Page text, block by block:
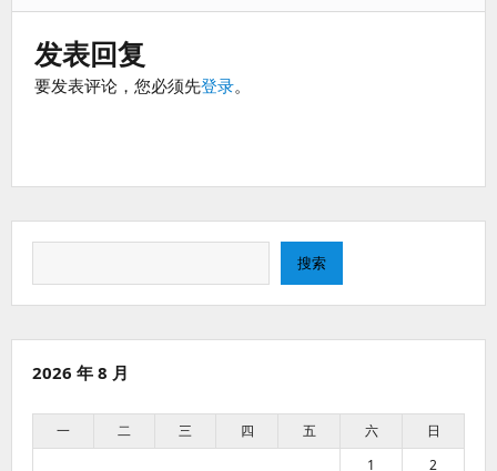
发表回复
要发表评论，您必须先登录。
搜索
2026 年 8 月
一 二 三 四 五 六
日
1
2